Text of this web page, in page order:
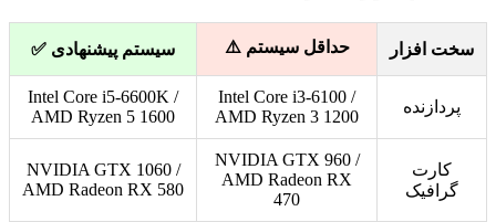
سخت افزار حداقل سیستم ⚠️ سیستم پیشنهادی ✅
پردازنده
Intel Core i3-6100 /
AMD Ryzen 3 1200
Intel Core i5-6600K /
AMD Ryzen 5 1600
کارت
گرافیک
NVIDIA GTX 960 /
AMD Radeon RX
470
NVIDIA GTX 1060 /
AMD Radeon RX 580